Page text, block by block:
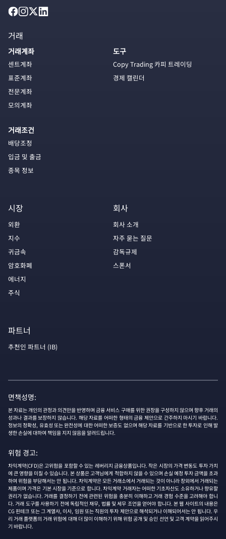
거래
거래계좌
센트계좌
표준계좌
전문계좌
모의계좌
거래조건
배당조정
입금 및 출금
종목 정보
도구
Copy Trading 카피 트레이딩
경제 캘린더
시장
외환
지수
귀금속
암호화폐
에너지
주식
회사
회사 소개
자주 묻는 질문
감독규제
스폰서
파트너
추천인 파트너 (IB)
면책성명:
본 자료는 개인의 관정과 의견만을 반영하며 금융 서비스 구매를 위한 권장을 구성하지 않으며 향후 거래의
성과나 결과를 보장하지 않습니다. 해당 자료를 어떠한 형태의 금융 제안으로 간주하지 마시기 바랍니다.
정보의 정확성, 유효성 또는 완전성에 대한 어떠한 보증도 없으며 해당 자료를 기반으로 한 투자로 인해 발
생한 손실에 대하여 책임을 지지 않음을 알려드립니다.
위험 경고:
차익계약(CFD)은 고위험을 포함할 수 있는 레버리지 금융상품입니다. 작은 시장의 가격 변동도 투자 가치
에 큰 영향을 미칠 수 있습니다. 본 상품은 고객님에게 적합하지 않을 수 있으며 손실 예정 투자 금액을 초과
하여 위험을 부담해서는 안 됩니다. 차익계약은 모든 거래소에서 거래되는 것이 아니라 장외에서 거래되는
제품이며 가격은 기본 시장을 기준으로 합니다. 차익계약 거래자는 어떠한 기초자산도 소유하거나 향유할
권리가 없습니다. 거래를 결정하기 전에 관련된 위험을 충분히 이해하고 거래 경험 수준을 고려해야 합니
다. 거래 도구를 사용하기 전에 독립적인 재무, 법률 및 세무 조언을 얻어야 합니다. 본 웹 사이트의 내용은
CG 핀테크 또는 그 계열사, 이사, 임원 또는 직원의 투자 제안으로 해석되거나 이해되어서는 안 됩니다. 우
리 거래 플랫폼의 거래 위험에 대해 더 많이 이해하기 위해 위험 공개 및 승인 선언 및 고객 계약을 읽어주시
기 바랍니다.